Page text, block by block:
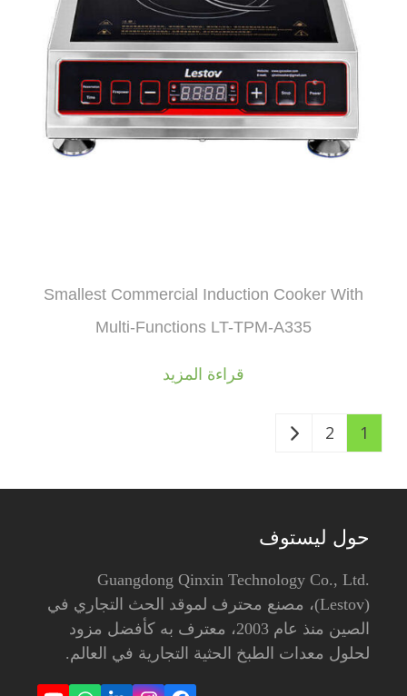
Smallest Commercial Induction Cooker With
Multi-Functions LT-TPM-A335
قراءة المزيد
1
2
حول ليستوف
Guangdong Qinxin Technology Co., Ltd.
(Lestov)، مصنع محترف لموقد الحث التجاري في
الصين منذ عام 2003، معترف به كأفضل مزود
لحلول معدات الطبخ الحثية التجارية في العالم.